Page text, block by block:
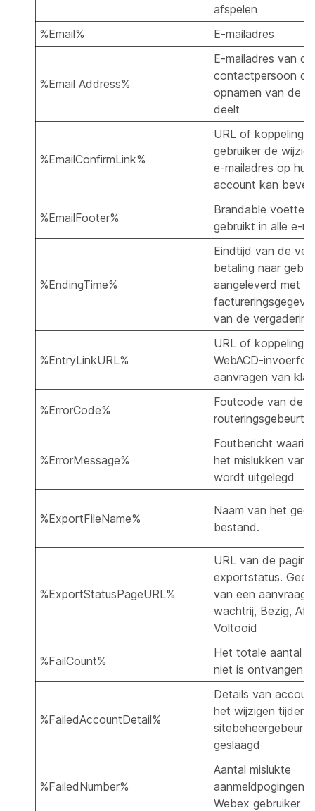
afspelen
%Email%
E-mailadres
%Email Address%
E-mailadres van de
contactpersoon
opnamen van de
deelt
%EmailConfirmLink%
URL of koppeling
gebruiker de
e-mailadres op
account kan
%EmailFooter%
Brandable
gebruikt in alle e-
%EndingTime%
Eindtijd van de
betaling naar
aangeleverd met
van de
%EntryLinkURL%
URL of koppeling
WebACD-
aanvragen van
%ErrorCode%
Foutcode van de
%ErrorMessage%
Foutbericht waarin
het mislukken van
wordt uitgelegd
%ExportFileName%
Naam van het
bestand.
%ExportStatusPageURL%
URL van de
exportstatus.
van een aanvraag
wachtrij, Bezig,
Voltooid
%FailCount%
Het totale aantal
niet is ontvangen
%FailedAccountDetail%
Details van
het wijzigen
geslaagd
%FailedNumber%
Aantal mislukte
aanmeldpogingen
Webex gebruiker